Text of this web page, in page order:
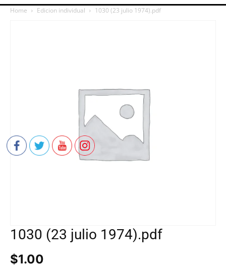
Home Edicion individual 1030 (23 julio 1974).pdf
1030 (23 julio 1974).pdf
$1.00